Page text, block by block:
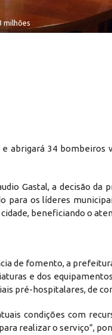
milhões
abrigará 34
Gastal, a decisão
para os líderes
beneficiando o
de fomento, a
e dos
pré-hospitalares, de
condições com
realizar o serviço”,